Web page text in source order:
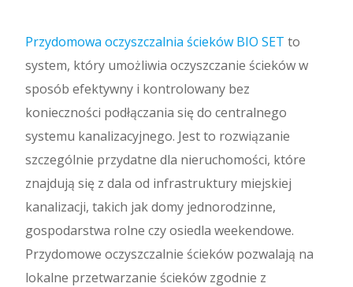
Przydomowa oczyszczalnia ścieków BIO SET to
system, który umożliwia oczyszczanie ścieków w
sposób efektywny i kontrolowany bez
konieczności podłączania się do centralnego
systemu kanalizacyjnego. Jest to rozwiązanie
szczególnie przydatne dla nieruchomości, które
znajdują się z dala od infrastruktury miejskiej
kanalizacji, takich jak domy jednorodzinne,
gospodarstwa rolne czy osiedla weekendowe.
Przydomowe oczyszczalnie ścieków pozwalają na
lokalne przetwarzanie ścieków zgodnie z